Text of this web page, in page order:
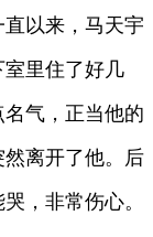
以来，马天宇
里住了好几
气，正当他的
离开了他。后
，非常伤心。